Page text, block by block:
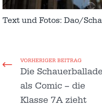
Text und Fotos: Dao/
VORHERIGER BEITRAG
Die
als Comic – die
Klasse 7A zieht